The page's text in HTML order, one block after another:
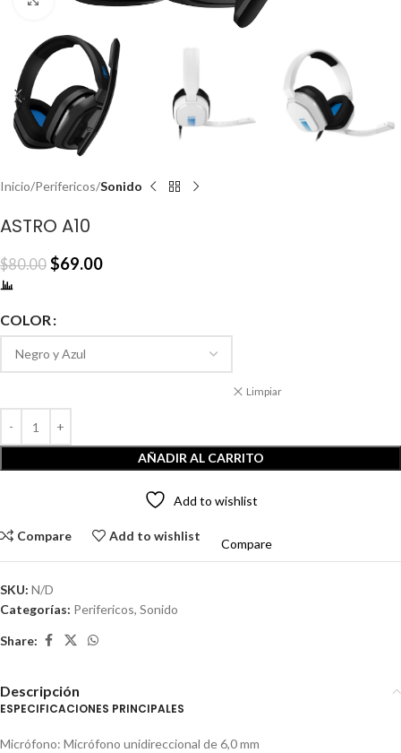
Inicio Perifericos Sonido
ASTRO A10
$80.00 $69.00
COLOR
Limpiar
AÑADIR AL CARRITO
Add to wishlist
Compare Add to wishlist
Compare
SKU: N/D
Categorías: Perifericos, Sonido
Share:
Descripción
ESPECIFICACIONES PRINCIPALES
Micrófono: Micrófono unidireccional de 6,0 mm